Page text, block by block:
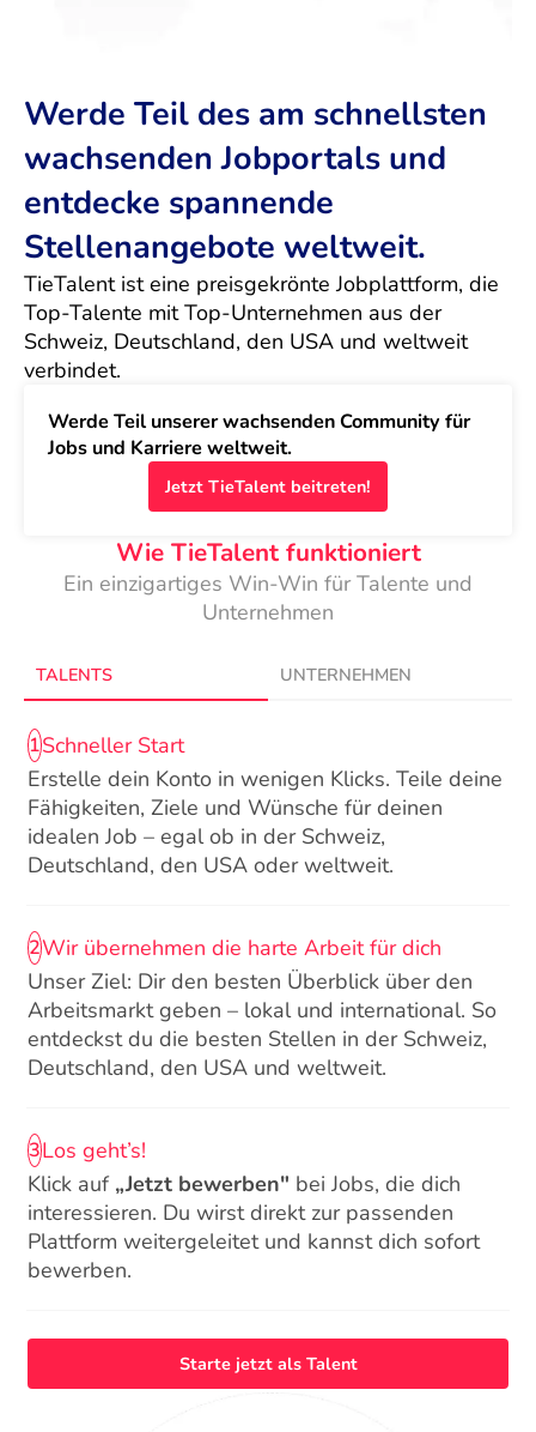
Werde Teil des am schnellsten
wachsenden Jobportals und
entdecke spannende
Stellenangebote weltweit.
TieTalent ist eine preisgekrönte Jobplattform, die
Top-Talente mit Top-Unternehmen aus der
Schweiz, Deutschland, den USA und weltweit
verbindet.
Werde Teil unserer wachsenden Community für
Jobs und Karriere weltweit.
Jetzt TieTalent beitreten!
Wie TieTalent funktioniert
Ein einzigartiges Win-Win für Talente und
Unternehmen
TALENTS UNTERNEHMEN
1Schneller Start
Erstelle dein Konto in wenigen Klicks. Teile deine
Fähigkeiten, Ziele und Wünsche für deinen
idealen Job – egal ob in der Schweiz,
Deutschland, den USA oder weltweit.
2Wir übernehmen die harte Arbeit für dich
Unser Ziel: Dir den besten Überblick über den
Arbeitsmarkt geben – lokal und international. So
entdeckst du die besten Stellen in der Schweiz,
Deutschland, den USA und weltweit.
3Los geht’s!
Klick auf „Jetzt bewerben" bei Jobs, die dich
interessieren. Du wirst direkt zur passenden
Plattform weitergeleitet und kannst dich sofort
bewerben.
Starte jetzt als Talent